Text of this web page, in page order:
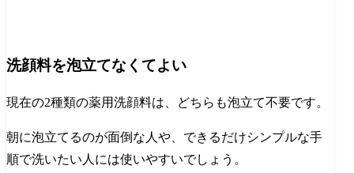
洗顔料を泡立てなくてよい
現在の2種類の薬用洗顔料は、どちらも泡立て不要です。
朝に泡立てるのが面倒な人や、できるだけシンプルな手
順で洗いたい人には使いやすいでしょう。